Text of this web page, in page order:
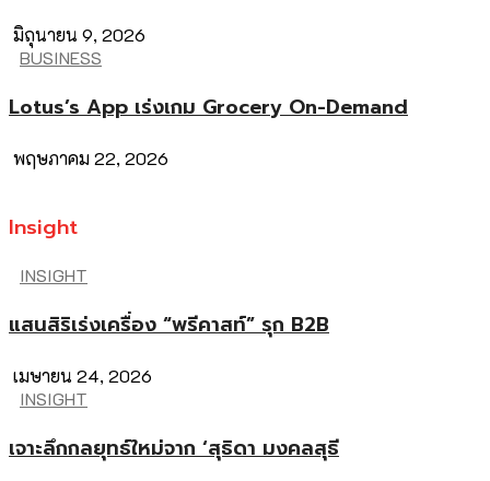
มิถุนายน 9, 2026
BUSINESS
Lotus’s App เร่งเกม Grocery On-Demand
พฤษภาคม 22, 2026
Insight
INSIGHT
แสนสิริเร่งเครื่อง “พรีคาสท์” รุก B2B
เมษายน 24, 2026
INSIGHT
เจาะลึกกลยุทธ์ใหม่จาก ‘สุธิดา มงคลสุธี